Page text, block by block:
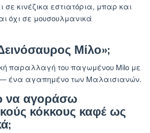
σε κινέζικα εστιατόρια, μπαρ και
όχι σε μουσουλμανικά
Μίλο»;
παραλλαγή του παγωμένου Milo με
— ένα αγαπημένο των Μαλαισιανών.
να αγοράσω
κόκκους καφέ ως